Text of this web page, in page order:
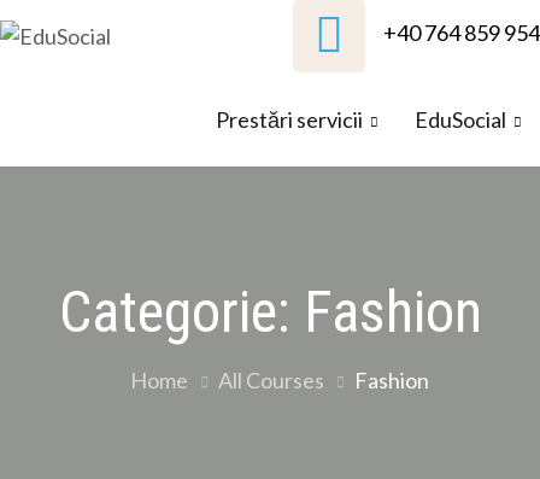
Skip
to
+40 764 859 954
Prestări servicii EduSocial
Categorie: Fashion
Home All Courses Fashion